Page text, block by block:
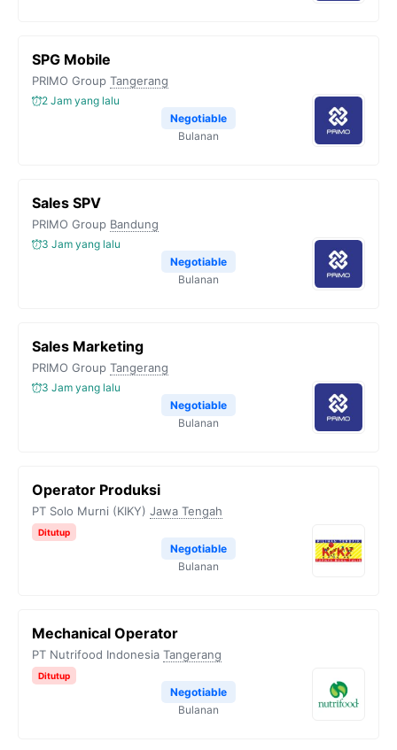
SPG Mobile
PRIMO Group Tangerang
2 Jam yang lalu
Negotiable
Bulanan
Sales SPV
PRIMO Group Bandung
3 Jam yang lalu
Negotiable
Bulanan
Sales Marketing
PRIMO Group Tangerang
3 Jam yang lalu
Negotiable
Bulanan
Operator Produksi
PT Solo Murni (KIKY) Jawa Tengah
Ditutup
Negotiable
Bulanan
Mechanical Operator
PT Nutrifood Indonesia Tangerang
Ditutup
Negotiable
Bulanan